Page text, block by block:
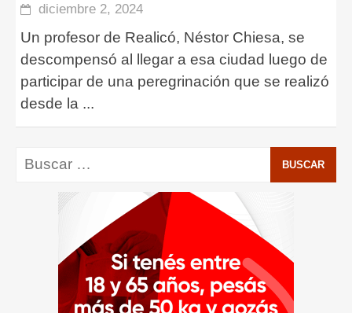
diciembre 2, 2024
Un profesor de Realicó, Néstor Chiesa, se
descompensó al llegar a esa ciudad luego de
participar de una peregrinación que se realizó
desde la ...
Buscar: